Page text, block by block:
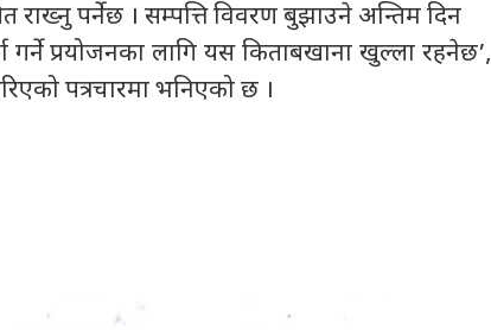
राख्नु पर्नेछ । सम्पत्ति विवरण बुझाउने अन्तिम दिन
गर्ने प्रयोजनका लागि यस किताबखाना खुल्ला रहनेछ’,
पत्रचारमा भनिएको छ ।